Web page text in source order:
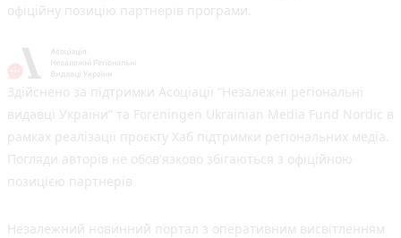
офіційну позицію партнерів програми.
Здійснено за підтримки Асоціації “Незалежні регіональні
видавці України” та Foreningen Ukrainian Media Fund Nordic в
рамках реалізації проєкту Хаб підтримки регіональних медіа.
Погляди авторів не обов'язково збігаються з офіційною
позицією партнерів
Незалежний новинний портал з оперативним висвітленням